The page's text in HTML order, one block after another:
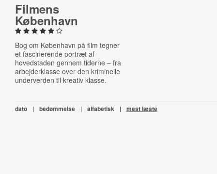
Filmens
København
Bog om København på film tegner
et fascinerende portræt af
hovedstaden gennem tiderne – fra
arbejderklasse over den kriminelle
underverden til kreativ klasse.
dato | bedømmelse | alfabetisk | mest læste